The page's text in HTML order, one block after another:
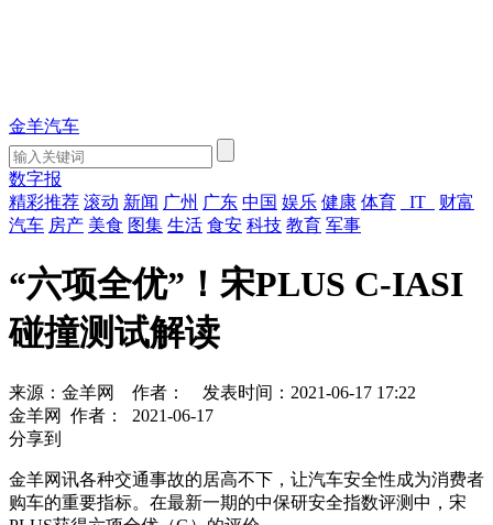
金羊汽车
数字报
精彩推荐 滚动 新闻 广州 广东 中国 娱乐 健康 体育 IT
财富
汽车 房产 美食 图集 生活 食安 科技 教育 军事
“六项全优”！宋PLUS C-IASI
碰撞测试解读
来源：金羊网 作者：
发表时间：2021-06-17 17:22
金羊网
作者：
2021-06-17
分享到
金羊网讯各种交通事故的居高不下，让汽车安全性成为消费者
购车的重要指标。在最新一期的中保研安全指数评测中，宋